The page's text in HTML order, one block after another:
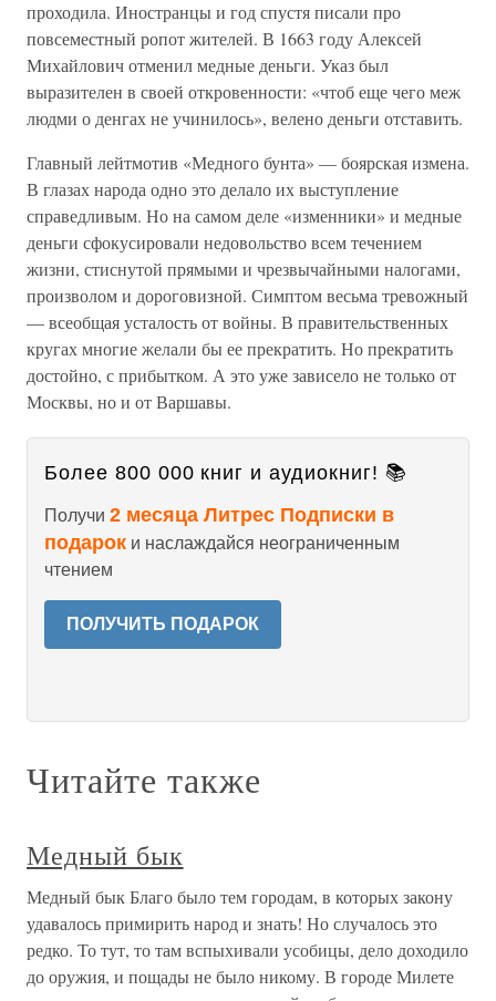
проходила. Иностранцы и год спустя писали про
повсеместный ропот жителей. В 1663 году Алексей
Михайлович отменил медные деньги. Указ был
выразителен в своей откровенности: «чтоб еще чего меж
людми о денгах не учинилось», велено деньги отставить.
Главный лейтмотив «Медного бунта» — боярская измена.
В глазах народа одно это делало их выступление
справедливым. Но на самом деле «изменники» и медные
деньги сфокусировали недовольство всем течением
жизни, стиснутой прямыми и чрезвычайными налогами,
произволом и дороговизной. Симптом весьма тревожный
— всеобщая усталость от войны. В правительственных
кругах многие желали бы ее прекратить. Но прекратить
достойно, с прибытком. А это уже зависело не только от
Москвы, но и от Варшавы.
Более 800 000 книг и аудиокниг! 📚
Получи 2 месяца Литрес Подписки в
подарок и наслаждайся неограниченным
чтением
ПОЛУЧИТЬ ПОДАРОК
Читайте также
Медный бык
Медный бык Благо было тем городам, в которых закону
удавалось примирить народ и знать! Но случалось это
редко. То тут, то там вспыхивали усобицы, дело доходило
до оружия, и пощады не было никому. В городе Милете